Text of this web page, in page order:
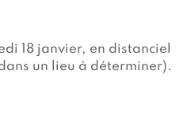
18 janvier, en distanciel
un lieu à déterminer).